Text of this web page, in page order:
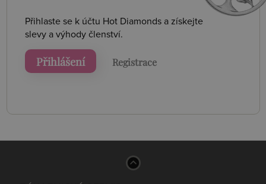
Přihlaste se k účtu Hot Diamonds a získejte
slevy a výhody členství.
Přihlášení Registrace